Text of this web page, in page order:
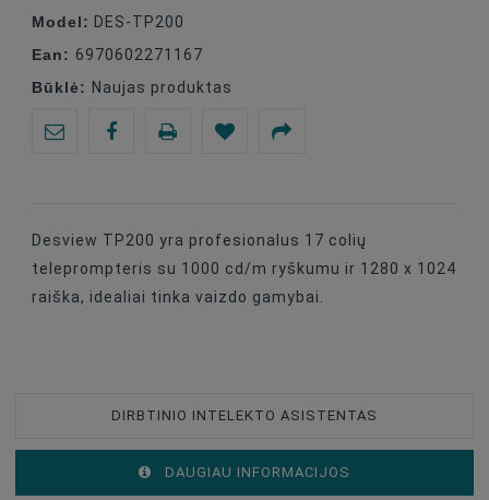
Model: DES-TP200
Ean: 6970602271167
Būklė: Naujas produktas
Desview TP200 yra profesionalus 17 colių
teleprompteris su 1000 cd/m ryškumu ir 1280 x 1024
raiška, idealiai tinka vaizdo gamybai.
DIRBTINIO INTELEKTO ASISTENTAS
DAUGIAU INFORMACIJOS